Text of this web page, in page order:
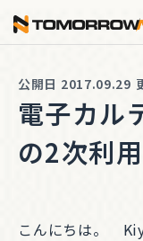
公開日 2017.09.29
電子カル
の2次利用
こんにちは。